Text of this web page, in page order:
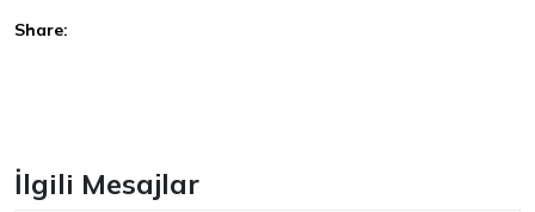
Share:
İlgili Mesajlar